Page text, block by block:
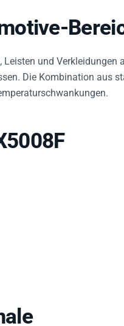
und Verkleidungen
Die Kombination aus